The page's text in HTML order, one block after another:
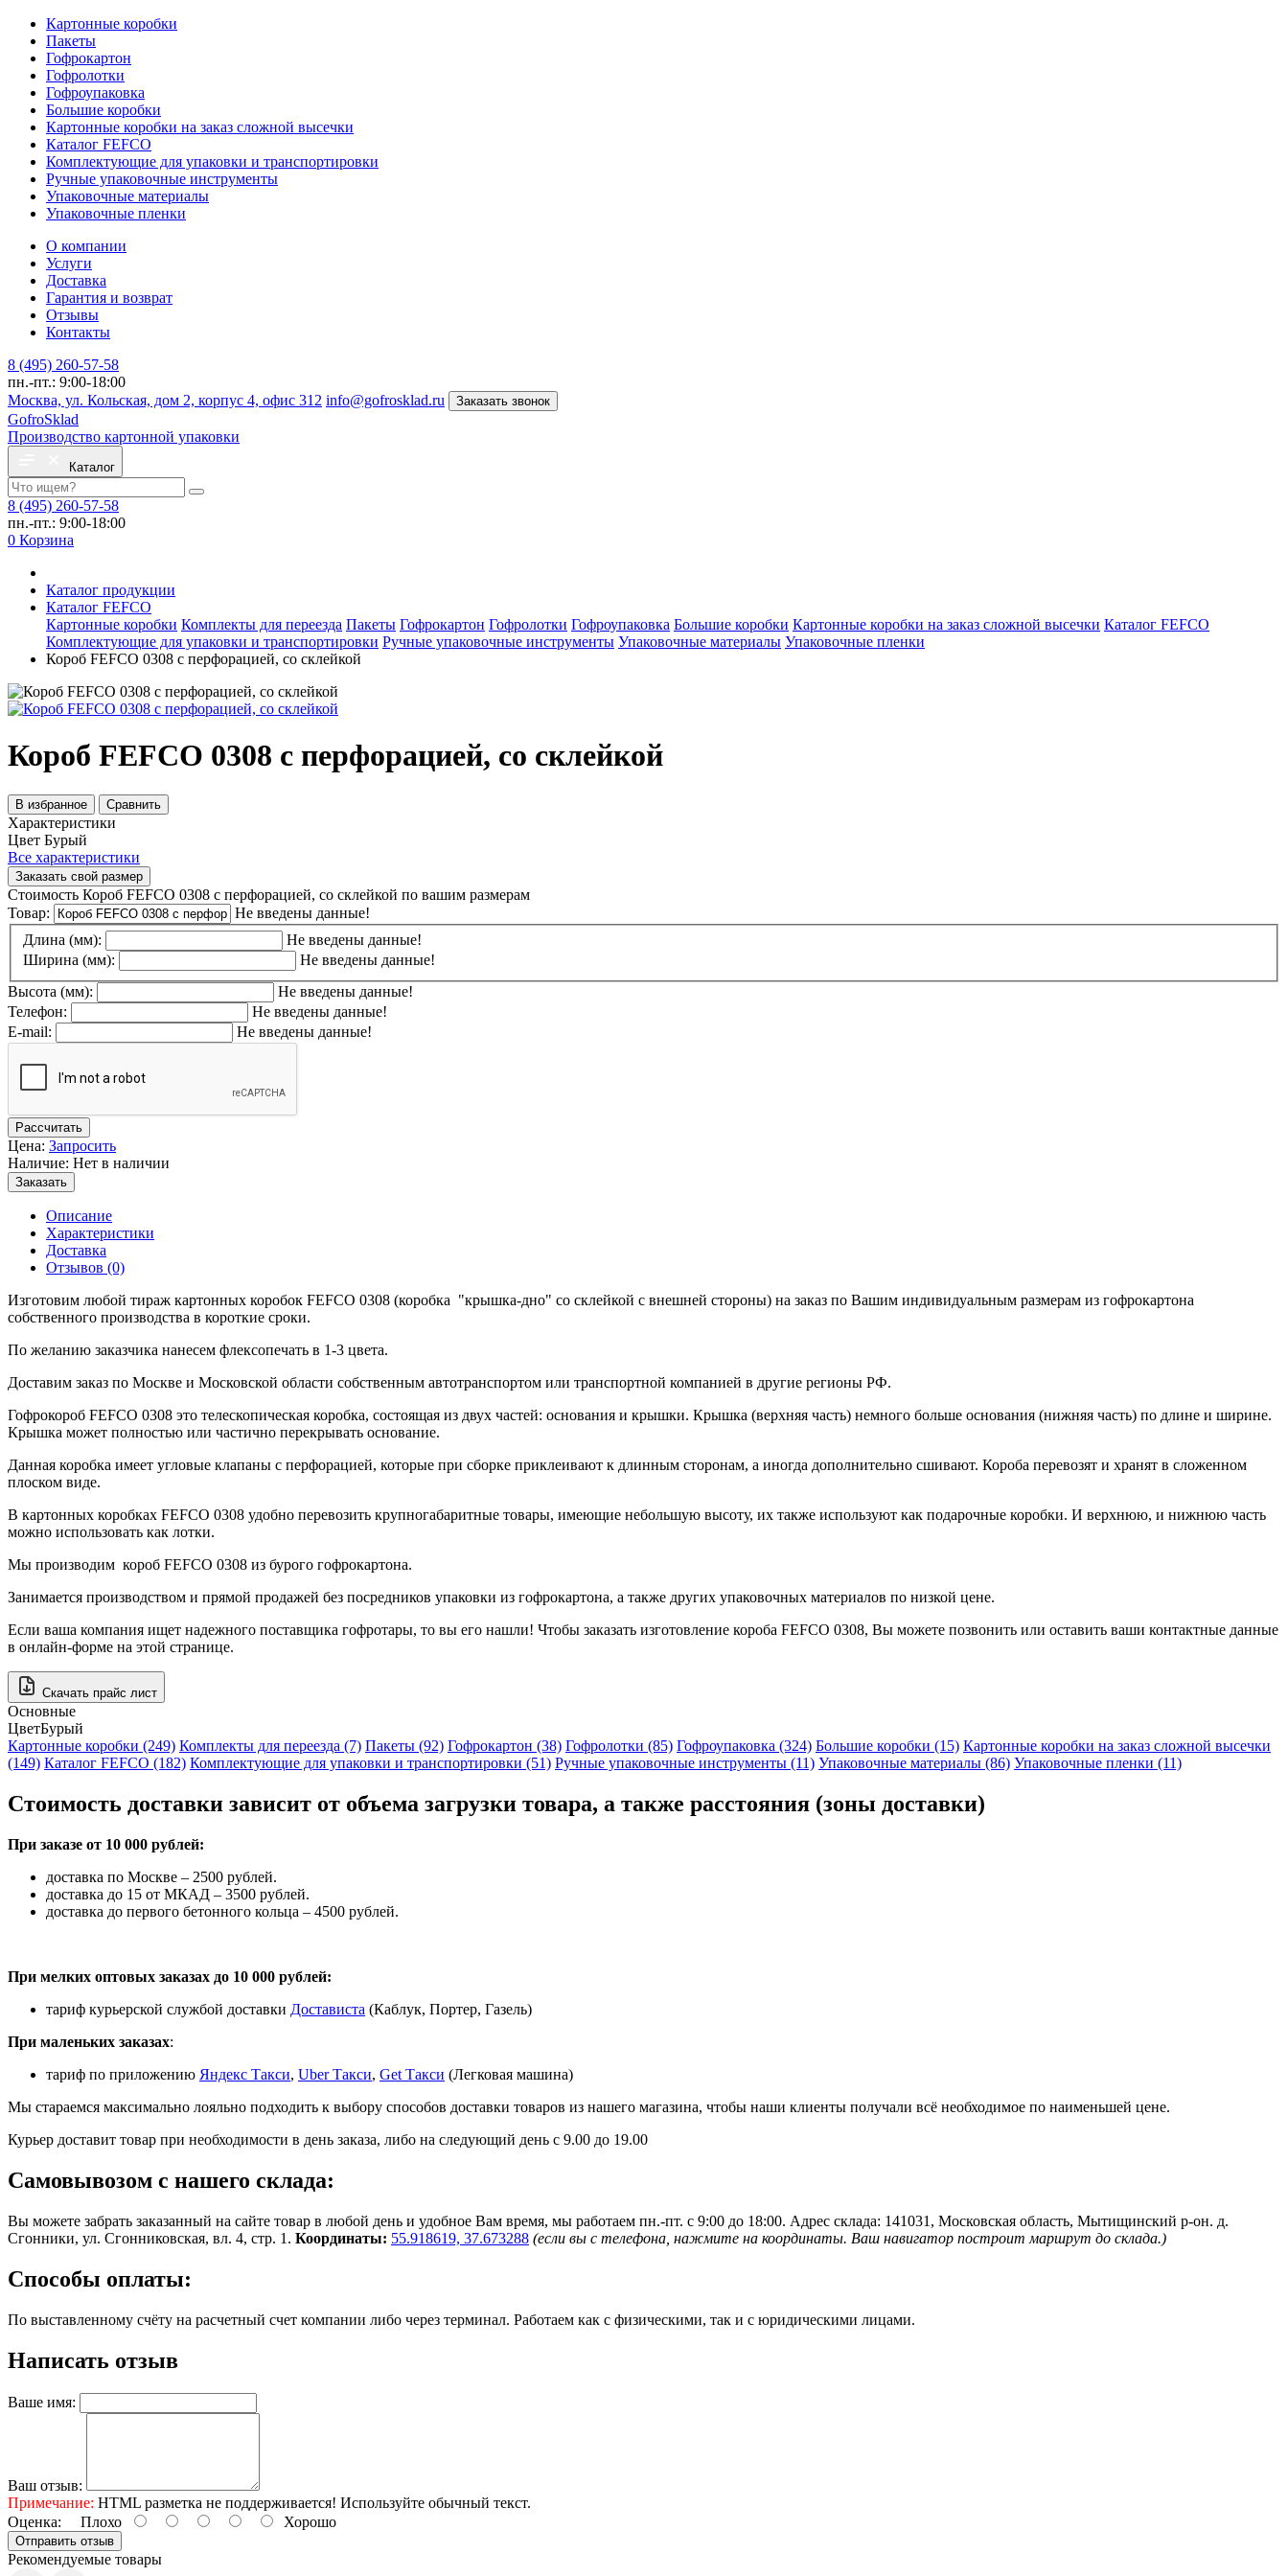
Картонные коробки
Пакеты
Гофрокартон
Гофролотки
Гофроупаковка
Большие коробки
Картонные коробки на заказ сложной высечки
Каталог FEFCO
Комплектующие для упаковки и транспортировки
Ручные упаковочные инструменты
Упаковочные материалы
Упаковочные пленки
О компании
Услуги
Доставка
Гарантия и возврат
Отзывы
Контакты
8 (495) 260-57-58
пн.-пт.: 9:00-18:00
Москва, ул. Кольская, дом 2, корпус 4, офис 312 info@gofrosklad.ru Заказать звонок
GofroSklad
Производство картонной упаковки
Каталог
8 (495) 260-57-58
пн.-пт.: 9:00-18:00
0 Корзина
Каталог продукции
Каталог FEFCO
Картонные коробки Комплекты для переезда Пакеты Гофрокартон Гофролотки Гофроупаковка Большие коробки Картонные коробки на заказ сложной высечки Каталог FEFCO
Комплектующие для упаковки и транспортировки Ручные упаковочные инструменты Упаковочные материалы Упаковочные пленки
Короб FEFCO 0308 с перфорацией, со склейкой
Короб FEFCO 0308 с перфорацией, со склейкой
В избранное Сравнить
Характеристики
Цвет Бурый
Все характеристики
Заказать свой размер
Стоимость Короб FEFCO 0308 с перфорацией, со склейкой по вашим размерам
Товар:
Не введены данные!
Длина (мм):
Не введены данные!
Ширина (мм):
Не введены данные!
Высота (мм):
Не введены данные!
Телефон:
Не введены данные!
E-mail:
Не введены данные!
Рассчитать
Цена: Запросить
Наличие: Нет в наличии
Заказать
Описание
Характеристики
Доставка
Отзывов (0)
Изготовим любой тираж картонных коробок FEFCO 0308 (коробка "крышка-дно" со склейкой с внешней стороны) на заказ по Вашим индивидуальным размерам из гофрокартона
собственного производства в короткие сроки.
По желанию заказчика нанесем флексопечать в 1-3 цвета.
Доставим заказ по Москве и Московской области собственным автотранспортом или транспортной компанией в другие регионы РФ.
Гофрокороб FEFCO 0308 это телескопическая коробка, состоящая из двух частей: основания и крышки. Крышка (верхняя часть) немного больше основания (нижняя часть) по длине и ширине.
Крышка может полностью или частично перекрывать основание.
Данная коробка имеет угловые клапаны с перфорацией, которые при сборке приклеивают к длинным сторонам, а иногда дополнительно сшивают. Короба перевозят и хранят в сложенном
плоском виде.
В картонных коробках FEFCO 0308 удобно перевозить крупногабаритные товары, имеющие небольшую высоту, их также используют как подарочные коробки. И верхнюю, и нижнюю часть
можно использовать как лотки.
Мы производим короб FEFCO 0308 из бурого гофрокартона.
Занимается производством и прямой продажей без посредников упаковки из гофрокартона, а также других упаковочных материалов по низкой цене.
Если ваша компания ищет надежного поставщика гофротары, то вы его нашли! Чтобы заказать изготовление короба FEFCO 0308, Вы можете позвонить или оставить ваши контактные данные
в онлайн-форме на этой странице.
Скачать прайс лист
Основные
ЦветБурый
Картонные коробки (249) Комплекты для переезда (7) Пакеты (92) Гофрокартон (38) Гофролотки (85) Гофроупаковка (324) Большие коробки (15) Картонные коробки на заказ сложной высечки
(149) Каталог FEFCO (182) Комплектующие для упаковки и транспортировки (51) Ручные упаковочные инструменты (11) Упаковочные материалы (86) Упаковочные пленки (11)
Стоимость доставки зависит от объема загрузки товара, а также расстояния (зоны доставки)
При заказе от 10 000 рублей:
доставка по Москве – 2500 рублей.
доставка до 15 от МКАД – 3500 рублей.
доставка до первого бетонного кольца – 4500 рублей.
При мелких оптовых заказах до 10 000 рублей:
тариф курьерской службой доставки Достависта (Каблук, Портер, Газель)
При маленьких заказах:
тариф по приложению Яндекс Такси, Uber Такси, Get Такси (Легковая машина)
Мы стараемся максимально лояльно подходить к выбору способов доставки товаров из нашего магазина, чтобы наши клиенты получали всё необходимое по наименьшей цене.
Курьер доставит товар при необходимости в день заказа, либо на следующий день с 9.00 до 19.00
Самовывозом с нашего склада:
Вы можете забрать заказанный на сайте товар в любой день и удобное Вам время, мы работаем пн.-пт. с 9:00 до 18:00. Адрес склада: 141031, Московская область, Мытищинский р-он. д.
Сгонники, ул. Сгонниковская, вл. 4, стр. 1. Координаты: 55.918619, 37.673288 (если вы с телефона, нажмите на координаты. Ваш навигатор построит маршрут до склада.)
Способы оплаты:
По выставленному счёту на расчетный счет компании либо через терминал. Работаем как с физическими, так и с юридическими лицами.
Написать отзыв
Ваше имя:
Ваш отзыв:
Примечание: HTML разметка не поддерживается! Используйте обычный текст.
Оценка: Плохо Хорошо
Отправить отзыв
Рекомендуемые товары